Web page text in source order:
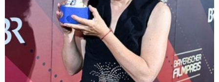
Abschnitt Einzelheitenfest.
Wir verwenden Cookies, um Inhalte und Anzeigen zu
personalisieren, Funktionen für soziale Medien anbieten
zu können und die Zugriffe auf unsere Website zu
analysieren. Außerdem geben wir Informationen zu Ihrer
Verwendung unserer Website an unsere Partner für